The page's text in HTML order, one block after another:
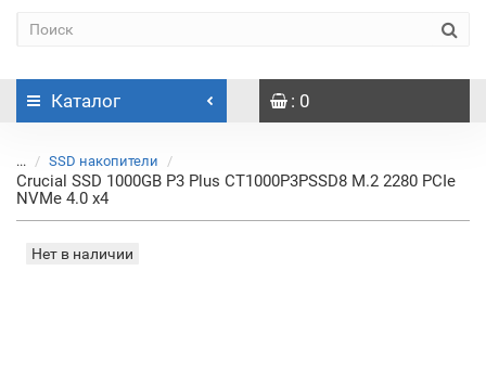
Каталог : 0
... SSD накопители
Crucial SSD 1000GB P3 Plus CT1000P3PSSD8 M.2 2280 PCIe
NVMe 4.0 x4
Нет в наличии